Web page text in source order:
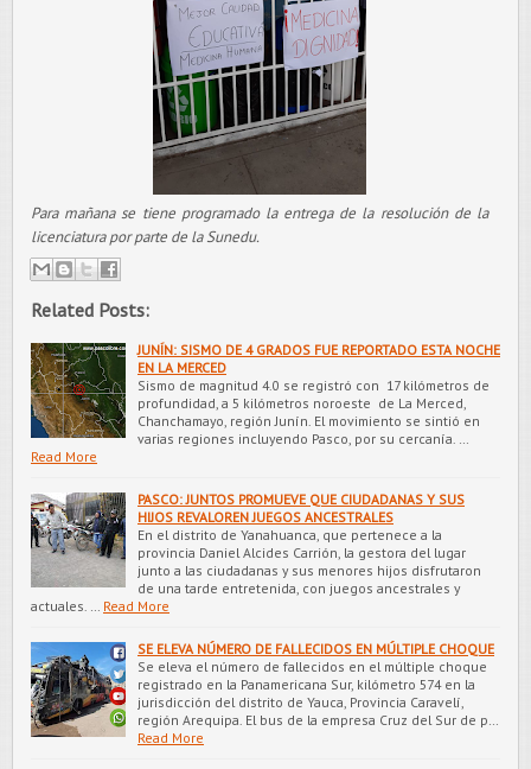
Para mañana se tiene programado la entrega de la resolución de la
licenciatura por parte de la Sunedu.
Related Posts:
JUNÍN: SISMO DE 4 GRADOS FUE REPORTADO ESTA NOCHE
EN LA MERCED
Sismo de magnitud 4.0 se registró con 17 kilómetros de
profundidad, a 5 kilómetros noroeste de La Merced,
Chanchamayo, región Junín. El movimiento se sintió en
varias regiones incluyendo Pasco, por su cercanía. …
Read More
PASCO: JUNTOS PROMUEVE QUE CIUDADANAS Y SUS
HIJOS REVALOREN JUEGOS ANCESTRALES
En el distrito de Yanahuanca, que pertenece a la
provincia Daniel Alcides Carrión, la gestora del lugar
junto a las ciudadanas y sus menores hijos disfrutaron
de una tarde entretenida, con juegos ancestrales y
actuales. …
Read More
SE ELEVA NÚMERO DE FALLECIDOS EN MÚLTIPLE CHOQUE
Se eleva el número de fallecidos en el múltiple choque
registrado en la Panamericana Sur, kilómetro 574 en la
jurisdicción del distrito de Yauca, Provincia Caravelí,
región Arequipa. El bus de la empresa Cruz del Sur de p…
Read More